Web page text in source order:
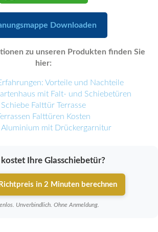
Downloaden
zu unseren Produkten finden Sie
hier:
Vorteile und Nachteile
mit Falt- und Schiebetüren
Schiebe Falttür Terrasse
Falttüren Kosten
Aluminium mit Drückergarnitur
Ihre Glasschiebetür?
in 2 Minuten berechnen
Unverbindlich. Ohne Anmeldung.